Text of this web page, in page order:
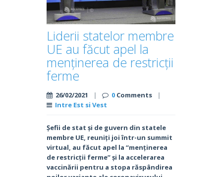
Liderii statelor membre
UE au făcut apel la
menținerea de restricții
ferme
26/02/2021 | 0 Comments
|
Intre Est si Vest
Șefii de stat și de guvern din statele
membre UE, reuniți joi într-un summit
virtual, au făcut apel la “menținerea
de restricții ferme” și la accelerarea
vaccinării pentru a stopa răspândirea